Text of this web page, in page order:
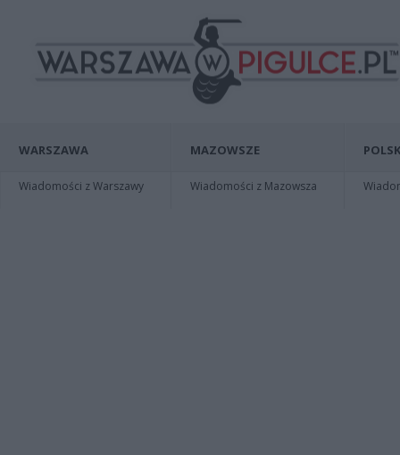
WARSZAWA
Wiadomości z Warszawy
MAZOWSZE
Wiadomości z Mazowsza